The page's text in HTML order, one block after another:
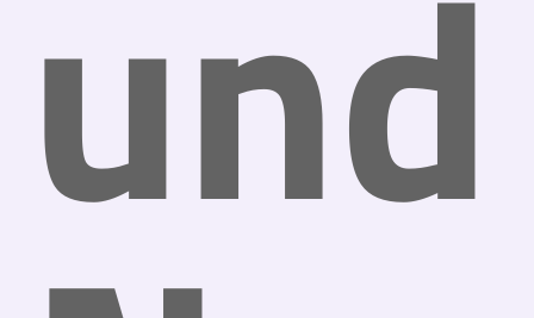
und